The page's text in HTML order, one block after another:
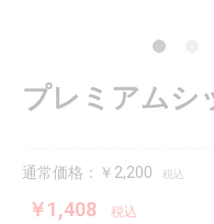
プレミアム
通常価格：￥2,200 税込
￥1,408 税込